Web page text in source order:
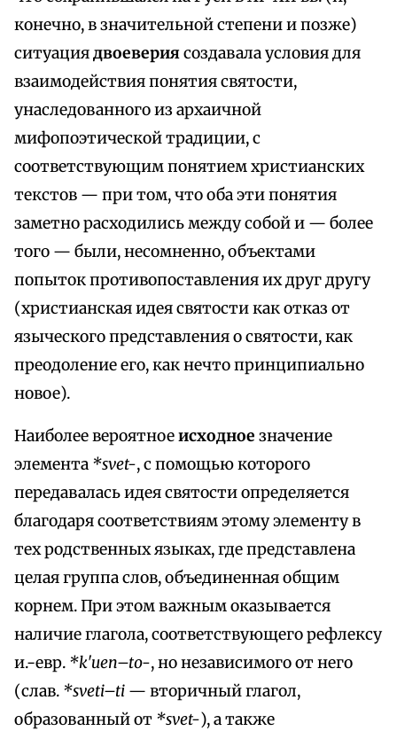
конечно, в значительной степени и позже)
ситуациядвоевериясоздавала условия для
взаимодействия понятия святости,
унаследованного из архаичной
мифопоэтической традиции, с
соответствующим понятием христианских
текстов — при том, что оба эти понятия
заметно расходились между собой и — более
того — были, несомненно, объектами
попыток противопоставления их друг другу
(христианская идея святости как отказ от
языческого представления о святости, как
преодоление его, как нечто принципиально
новое).
Наиболее вероятноеисходное значение
элемента *svet-, с помощью которого
передавалась идея святости определяется
благодаря соответствиям этому элементу в
тех родственных языках, где представлена
целая группа слов, объединенная общим
корнем. При этом важным оказывается
наличие глагола, соответствующего рефлексу
и.-евр. *k'uen–to-, но независимого от него
(слав. *sveti–ti — вторичный глагол,
образованный от *svet-), а также